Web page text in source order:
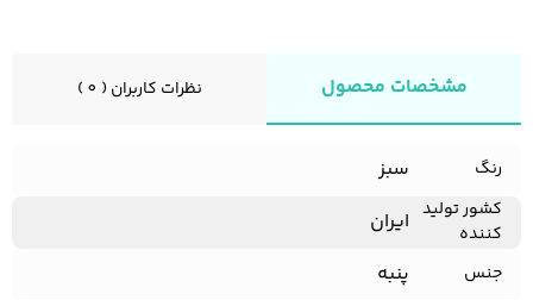
مشخصات محصول نظرات کاربران ( 0 )
رنگ سبز
کشور تولید
کننده
ایران
جنس پنبه